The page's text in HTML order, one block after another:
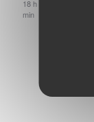
18 h 00
min